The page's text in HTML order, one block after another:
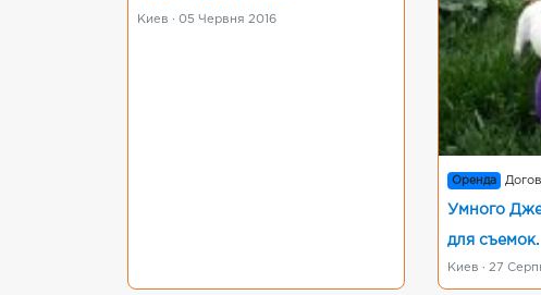
Киев · 05 Червня 2016
Оренда
Умного
для съемок.
Киев · 27